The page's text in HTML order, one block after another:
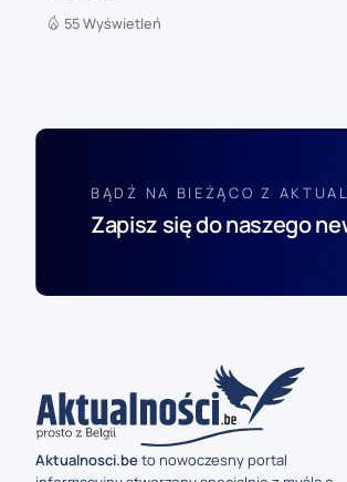
55 Wyświetleń
BĄDŹ NA BIEŻĄCO Z
Zapisz się do naszego
Aktualnosci.beto nowoczesny portal